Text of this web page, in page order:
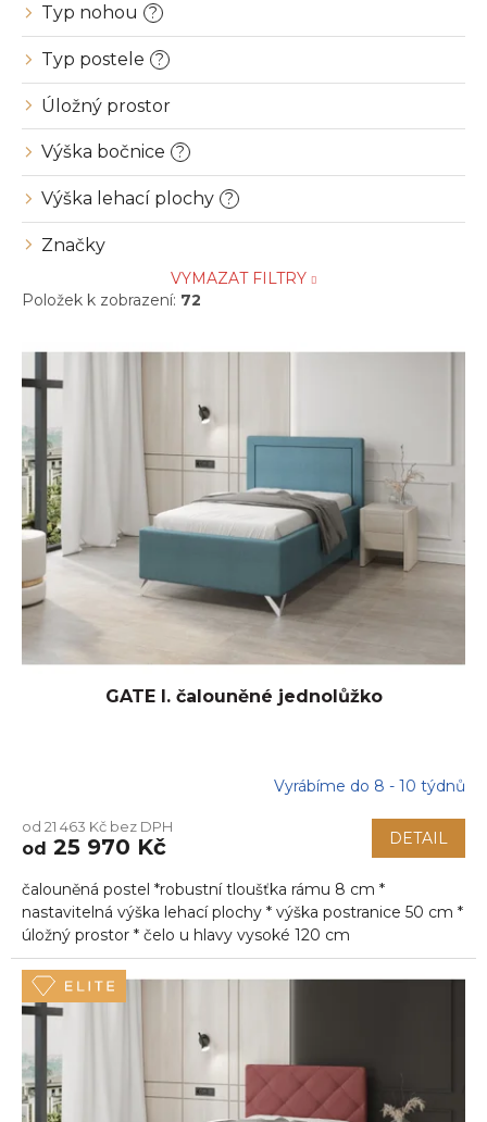
Značky
Typ nohou ?
Typ postele ?
Úložný prostor
Výška bočnice ?
Výška lehací plochy ?
VYMAZAT FILTRY
Položek k zobrazení: 72
p
p
d
k
GATE I. čalouněné jednolůžko
Vyrábíme do 8 - 10 týdnů
od 21 463 Kč bez DPH
od 25 970 Kč DETAIL
čalouněná postel *robustní tloušťka rámu 8 cm *
nastavitelná výška lehací plochy * výška postranice 50 cm *
úložný prostor * čelo u hlavy vysoké 120 cm